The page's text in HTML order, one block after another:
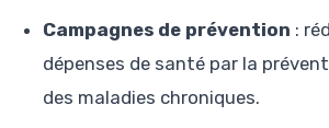
Campagnes de prévention :
dépenses de santé par la
des maladies chroniques.